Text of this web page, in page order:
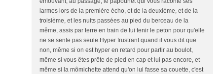
larmes lors de la première écho, et de la deuxième, et de la
troisième, et les nuits passées au pied du berceau de la
même, assis par terre en train de lui tenir le peton pour qu'elle
ne se sente pas seule.Hyper frustrant quand il vous dit que
non, même si on est hyper en retard pour partir au boulot,
même si vous êtes prête de pied en cap et lui pas encore, et
même si la mômichette attend qu'on lui fasse sa couette, c'est